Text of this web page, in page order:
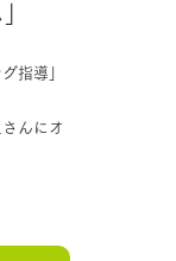
指導」
んにオ